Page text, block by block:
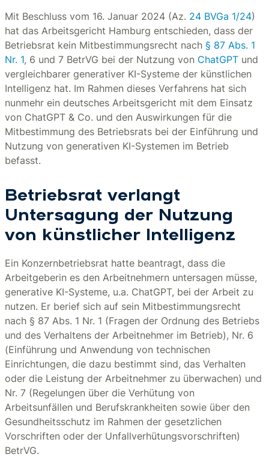
Mit Beschluss vom 16. Januar 2024 (Az. 24 BVGa 1/24)
hat das Arbeitsgericht Hamburg entschieden, dass der
Betriebsrat kein Mitbestimmungsrecht nach § 87 Abs. 1
Nr. 1, 6 und 7 BetrVG bei der Nutzung von ChatGPT und
vergleichbarer generativer KI-Systeme der künstlichen
Intelligenz hat. Im Rahmen dieses Verfahrens hat sich
nunmehr ein deutsches Arbeitsgericht mit dem Einsatz
von ChatGPT & Co. und den Auswirkungen für die
Mitbestimmung des Betriebsrats bei der Einführung und
Nutzung von generativen KI-Systemen im Betrieb
befasst.
Betriebsrat verlangt
Untersagung der Nutzung
von künstlicher Intelligenz
Ein Konzernbetriebsrat hatte beantragt, dass die
Arbeitgeberin es den Arbeitnehmern untersagen müsse,
generative KI-Systeme, u.a. ChatGPT, bei der Arbeit zu
nutzen. Er berief sich auf sein Mitbestimmungsrecht
nach § 87 Abs. 1 Nr. 1 (Fragen der Ordnung des Betriebs
und des Verhaltens der Arbeitnehmer im Betrieb), Nr. 6
(Einführung und Anwendung von technischen
Einrichtungen, die dazu bestimmt sind, das Verhalten
oder die Leistung der Arbeitnehmer zu überwachen) und
Nr. 7 (Regelungen über die Verhütung von
Arbeitsunfällen und Berufskrankheiten sowie über den
Gesundheitsschutz im Rahmen der gesetzlichen
Vorschriften oder der Unfallverhütungsvorschriften)
BetrVG.